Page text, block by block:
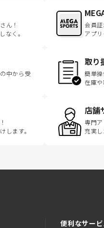
ん！
なく。
会員証
アプ
中から受
取り
簡単
在庫や
します。
店舗
専門
充実
便利なサー